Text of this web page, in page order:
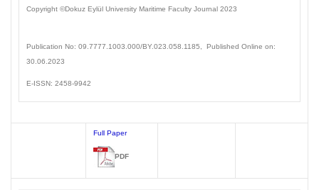
Copyright ©Dokuz Eylül University Maritime Faculty Journal 2023
Publication No: 09.7777.1003.000/BY.023.058.1185, Published Online on:
30.06.2023
E-ISSN: 2458-9942
Full Paper
PDF